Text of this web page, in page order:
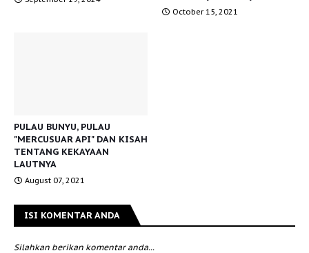
October 15, 2021
PULAU BUNYU, PULAU
"MERCUSUAR API" DAN KISAH
TENTANG KEKAYAAN
LAUTNYA
August 07, 2021
ISI KOMENTAR ANDA
Silahkan berikan komentar anda...